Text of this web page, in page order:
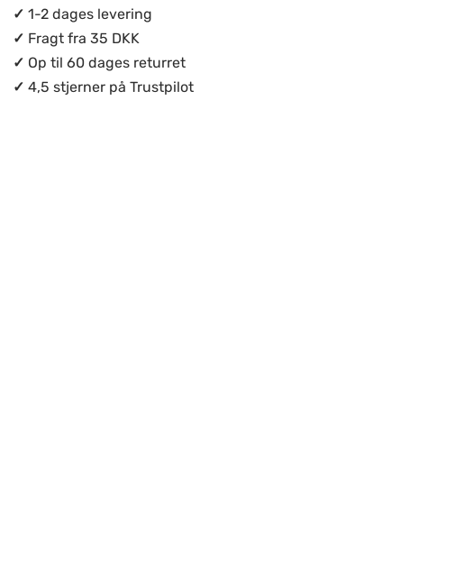
✓ 1-2 dages levering
✓ Fragt fra 35 DKK
✓ Op til 60 dages returret
✓ 4,5 stjerner på Trustpilot